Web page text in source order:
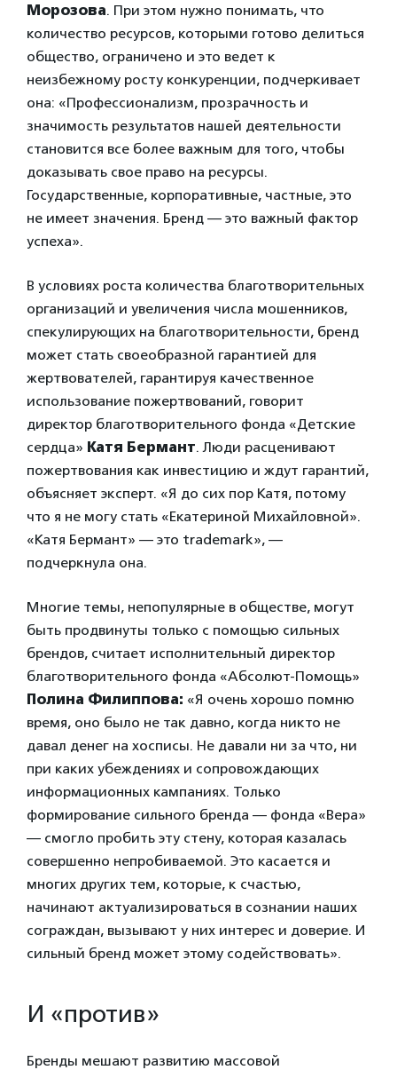
Морозова. При этом нужно понимать, что
количество ресурсов, которыми готово делиться
общество, ограничено и это ведет к
неизбежному росту конкуренции, подчеркивает
она: «Профессионализм, прозрачность и
значимость результатов нашей деятельности
становится все более важным для того, чтобы
доказывать свое право на ресурсы.
Государственные, корпоративные, частные, это
не имеет значения. Бренд — это важный фактор
успеха».
В условиях роста количества благотворительных
организаций и увеличения числа мошенников,
спекулирующих на благотворительности, бренд
может стать своеобразной гарантией для
жертвователей, гарантируя качественное
использование пожертвований, говорит
директор благотворительного фонда «Детские
сердца» Катя Бермант. Люди расценивают
пожертвования как инвестицию и ждут гарантий,
объясняет эксперт. «Я до сих пор Катя, потому
что я не могу стать «Екатериной Михайловной».
«Катя Бермант» — это trademark», —
подчеркнула она.
Многие темы, непопулярные в обществе, могут
быть продвинуты только с помощью сильных
брендов, считает исполнительный директор
благотворительного фонда «Абсолют-Помощь»
Полина Филиппова: «Я очень хорошо помню
время, оно было не так давно, когда никто не
давал денег на хосписы. Не давали ни за что, ни
при каких убеждениях и сопровождающих
информационных кампаниях. Только
формирование сильного бренда — фонда «Вера»
— смогло пробить эту стену, которая казалась
совершенно непробиваемой. Это касается и
многих других тем, которые, к счастью,
начинают актуализироваться в сознании наших
сограждан, вызывают у них интерес и доверие. И
сильный бренд может этому содействовать».
И «против»
Бренды мешают развитию массовой